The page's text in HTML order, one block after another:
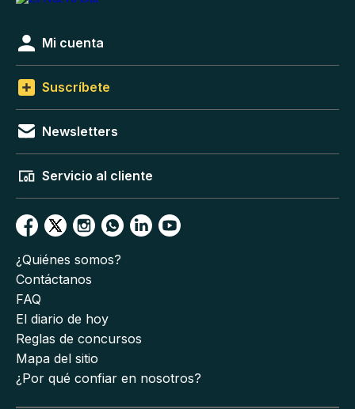
Mi cuenta
Suscríbete
Newsletters
Servicio al cliente
¿Quiénes somos?
Contáctanos
FAQ
El diario de hoy
Reglas de concursos
Mapa del sitio
¿Por qué confiar en nosotros?